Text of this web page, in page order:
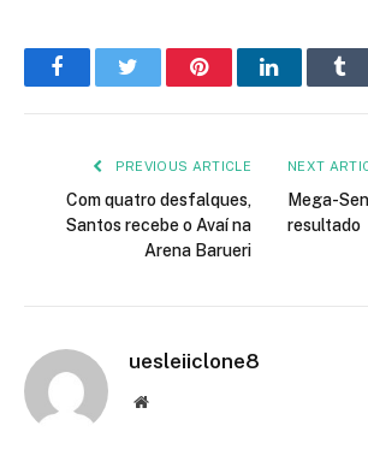
FacebookTwitter PinterestLinkedIn
PREVIOUS ARTICLE
Com quatro desfalques,
Santos recebe o Avaí na
Arena Barueri
NEXT
Mega-
resultado
uesleiiclone8
Website